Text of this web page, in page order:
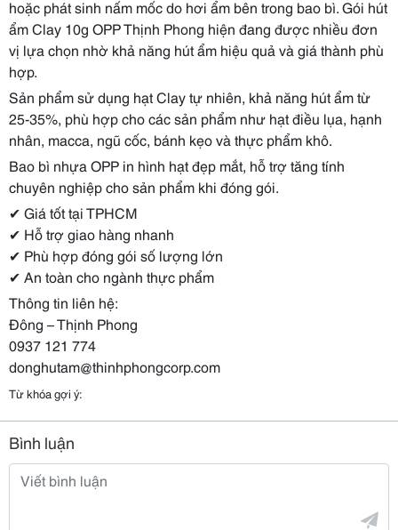
hoặc phát sinh nấm mốc do hơi ẩm bên trong bao bì. Gói hút
ẩm Clay 10g OPP Thịnh Phong hiện đang được nhiều đơn
vị lựa chọn nhờ khả năng hút ẩm hiệu quả và giá thành phù
hợp.
Sản phẩm sử dụng hạt Clay tự nhiên, khả năng hút ẩm từ
25-35%, phù hợp cho các sản phẩm như hạt điều lụa, hạnh
nhân, macca, ngũ cốc, bánh kẹo và thực phẩm khô.
Bao bì nhựa OPP in hình hạt đẹp mắt, hỗ trợ tăng tính
chuyên nghiệp cho sản phẩm khi đóng gói.
✔ Giá tốt tại TPHCM
✔ Hỗ trợ giao hàng nhanh
✔ Phù hợp đóng gói số lượng lớn
✔ An toàn cho ngành thực phẩm
Thông tin liên hệ:
Đông – Thịnh Phong
0937 121 774
donghutam@thinhphongcorp.com
Từ khóa gợi ý:
Bình luận